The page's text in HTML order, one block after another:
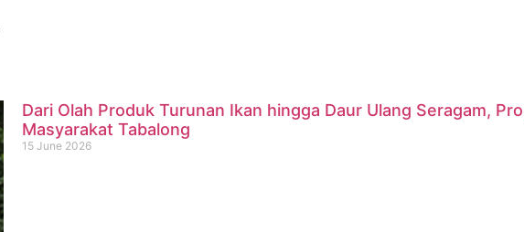
Dari Olah Produk Turunan Ikan hingga Daur Ulang Seragam,
Masyarakat Tabalong
15 June 2026